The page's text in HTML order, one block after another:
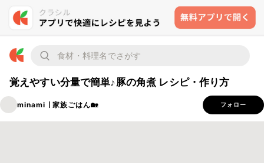
覚えやすい分量で簡単♪豚の角煮 レシピ・作り方
minami ∣ 家族ごはん🏡 フォロー